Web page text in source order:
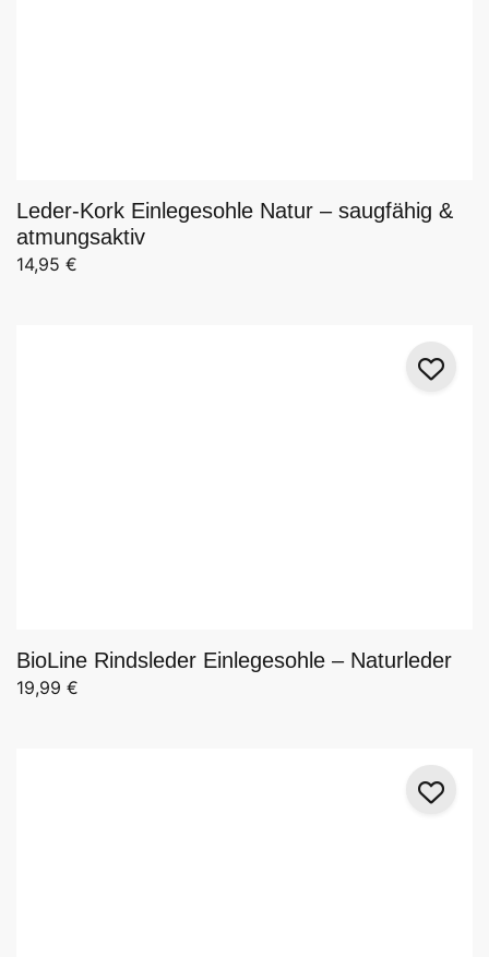
Leder-Kork Einlegesohle Natur – saugfähig &
atmungsaktiv
14,95 €
BioLine Rindsleder Einlegesohle – Naturleder
19,99 €